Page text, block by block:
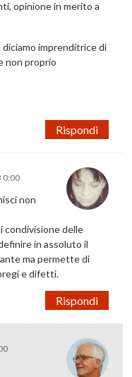
opinione in merito a
imprenditrice di
non proprio
Rispondi
0:00
non
condivisione delle
in assoluto il
ma permette di
e difetti.
Rispondi